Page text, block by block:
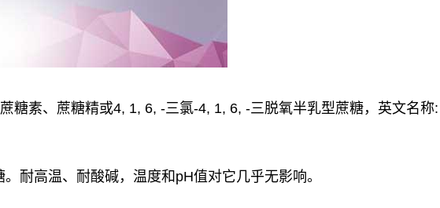
糖素、蔗糖精或4, 1, 6, -三氯-4, 1, 6, -三脱氧半乳型蔗糖，英文名
耐高温、耐酸碱，温度和pH值对它几乎无影响。